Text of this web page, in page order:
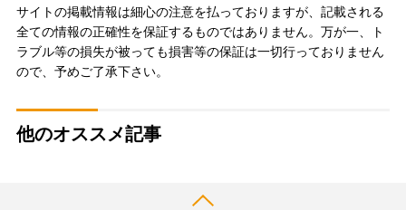
サイトの掲載情報は細心の注意を払っておりますが、記載される
全ての情報の正確性を保証するものではありません。万が一、ト
ラブル等の損失が被っても損害等の保証は一切行っておりません
ので、予めご了承下さい。
他のオススメ記事